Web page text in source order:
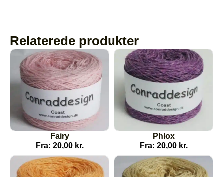
Relaterede produkter
Fairy
Fra: 20,00 kr.
Phlox
Fra: 20,00 kr.